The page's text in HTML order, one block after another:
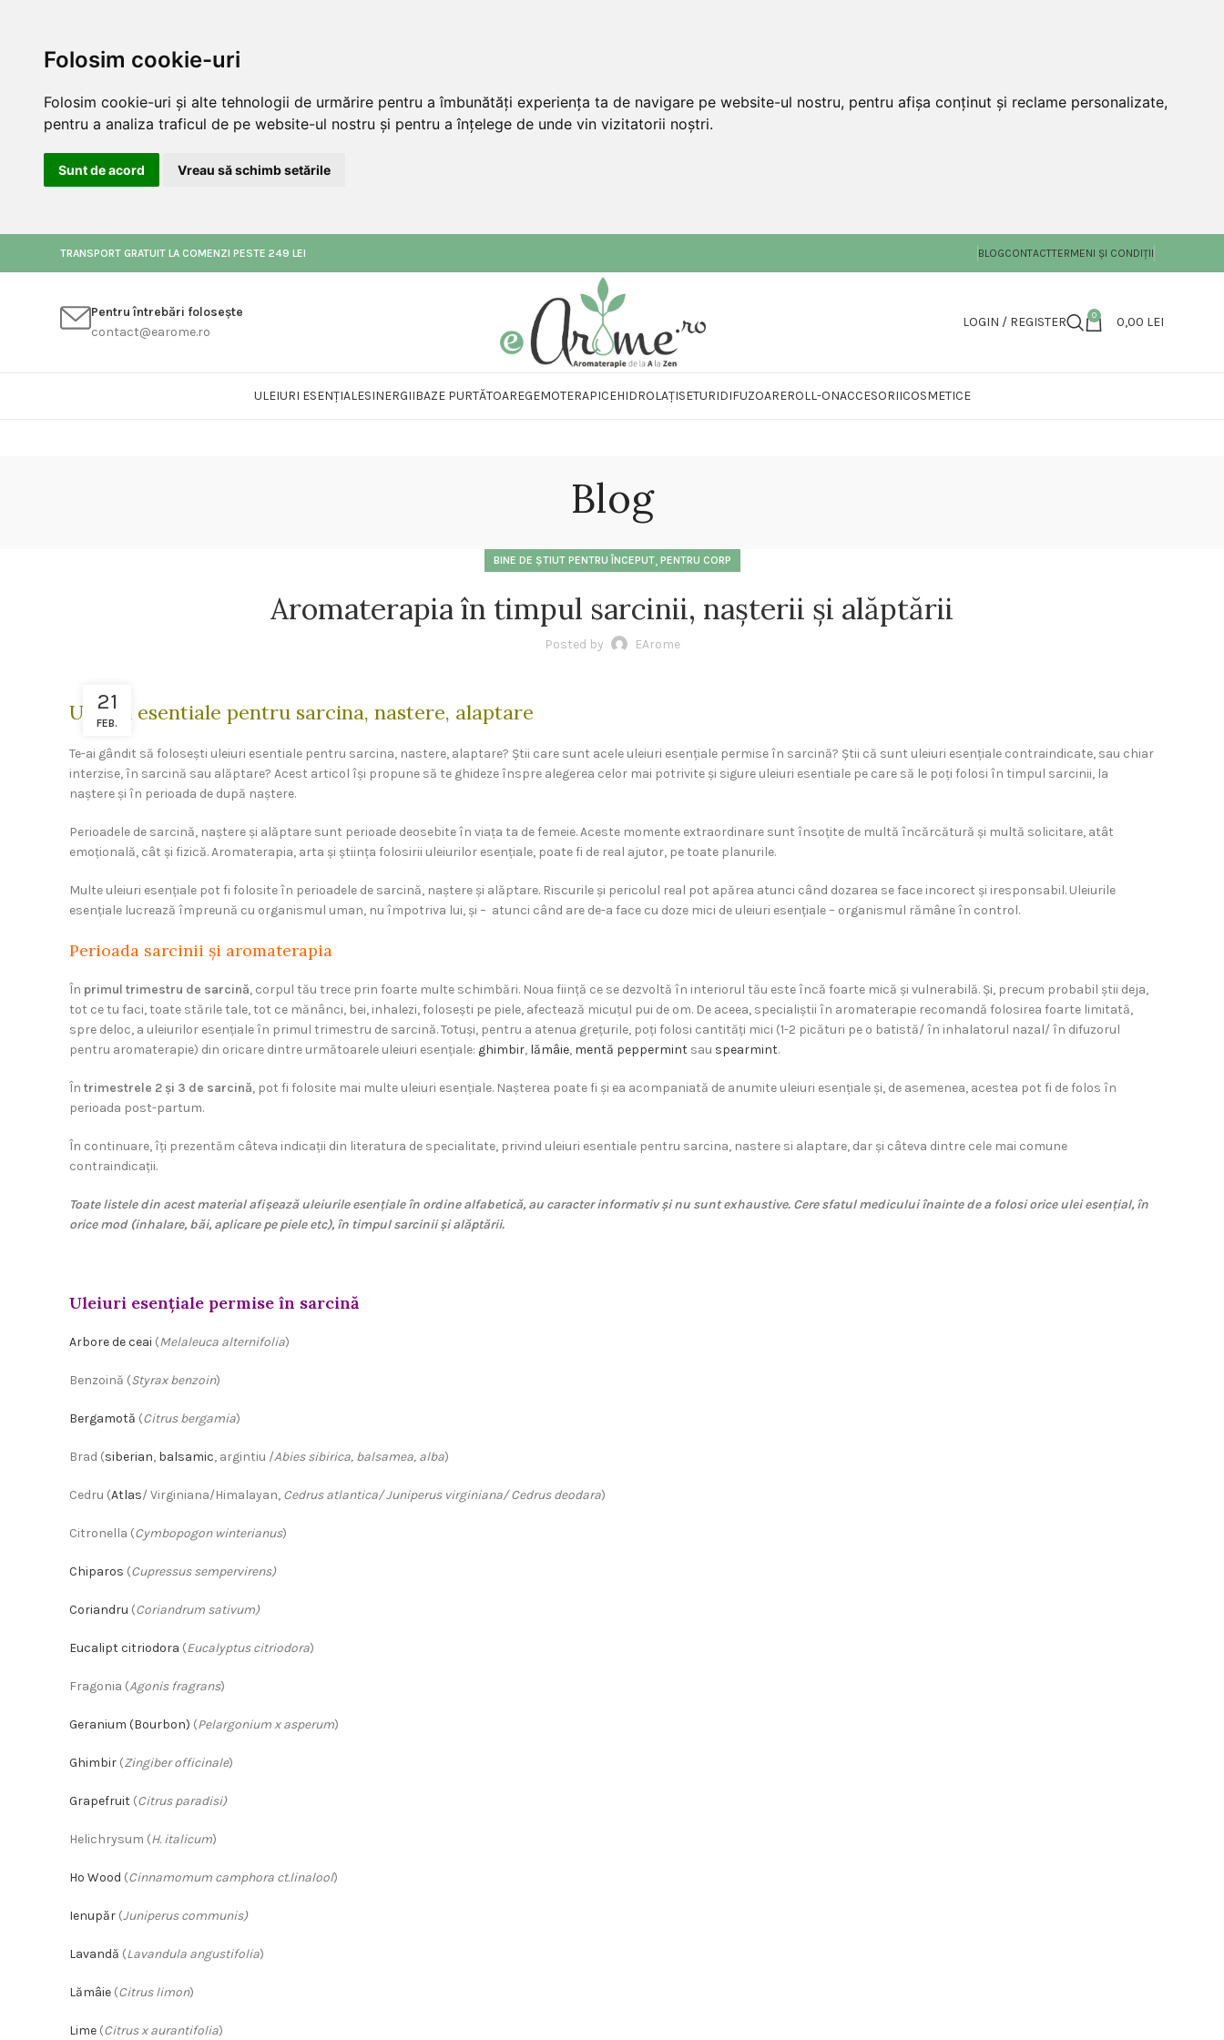
Folosim cookie-uri
Folosim cookie-uri și alte tehnologii de urmărire pentru a îmbunătăți experiența ta de navigare pe website-ul nostru, pentru afișa conținut și reclame personalizate,
pentru a analiza traficul de pe website-ul nostru și pentru a înțelege de unde vin vizitatorii noștri.
Sunt de acord Vreau să schimb setările
TRANSPORT GRATUIT LA COMENZI PESTE 249 LEI BLOGCONTACTTERMENI ȘI CONDIȚII
Pentru întrebări folosește
contact@earome.ro
LOGIN / REGISTER 0 0,00 LEI
ULEIURI ESENȚIALESINERGIIBAZE PURTĂTOAREGEMOTERAPICEHIDROLAȚISETURIDIFUZOAREROLL-ONACCESORIICOSMETICE
Blog
BINE DE ȘTIUT PENTRU ÎNCEPUT, PENTRU CORP
Aromaterapia în timpul sarcinii, nașterii și alăptării
Posted by EArome
21
FEB.
Uleiuri esentiale pentru sarcina, nastere, alaptare
Te-ai gândit să folosești uleiuri esentiale pentru sarcina, nastere, alaptare? Știi care sunt acele uleiuri esențiale permise în sarcină? Știi că sunt uleiuri esențiale contraindicate, sau chiar
interzise, în sarcină sau alăptare? Acest articol își propune să te ghideze înspre alegerea celor mai potrivite și sigure uleiuri esentiale pe care să le poți folosi în timpul sarcinii, la
naștere și în perioada de după naștere.
Perioadele de sarcină, naștere și alăptare sunt perioade deosebite în viața ta de femeie. Aceste momente extraordinare sunt însoțite de multă încărcătură și multă solicitare, atât
emoțională, cât și fizică. Aromaterapia, arta și știința folosirii uleiurilor esențiale, poate fi de real ajutor, pe toate planurile.
Multe uleiuri esențiale pot fi folosite în perioadele de sarcină, naștere și alăptare. Riscurile și pericolul real pot apărea atunci când dozarea se face incorect și iresponsabil. Uleiurile
esențiale lucrează împreună cu organismul uman, nu împotriva lui, și – atunci când are de-a face cu doze mici de uleiuri esențiale – organismul rămâne în control.
Perioada sarcinii și aromaterapia
În primul trimestru de sarcină, corpul tău trece prin foarte multe schimbări. Noua ființă ce se dezvoltă în interiorul tău este încă foarte mică și vulnerabilă. Și, precum probabil știi deja,
tot ce tu faci, toate stările tale, tot ce mănânci, bei, inhalezi, folosești pe piele, afectează micuțul pui de om. De aceea, specialiștii în aromaterapie recomandă folosirea foarte limitată,
spre deloc, a uleiurilor esențiale în primul trimestru de sarcină. Totuși, pentru a atenua grețurile, poți folosi cantități mici (1-2 picături pe o batistă/ în inhalatorul nazal/ în difuzorul
pentru aromaterapie) din oricare dintre următoarele uleiuri esențiale: ghimbir, lămâie, mentă peppermint sau spearmint.
În trimestrele 2 și 3 de sarcină, pot fi folosite mai multe uleiuri esențiale. Nașterea poate fi și ea acompaniată de anumite uleiuri esențiale și, de asemenea, acestea pot fi de folos în
perioada post-partum.
În continuare, îți prezentăm câteva indicații din literatura de specialitate, privind uleiuri esentiale pentru sarcina, nastere si alaptare, dar și câteva dintre cele mai comune
contraindicații.
Toate listele din acest material afișează uleiurile esențiale în ordine alfabetică, au caracter informativ și nu sunt exhaustive. Cere sfatul medicului înainte de a folosi orice ulei esențial, în
orice mod (inhalare, băi, aplicare pe piele etc), în timpul sarcinii și alăptării.
Uleiuri esențiale permise în sarcină
Arbore de ceai (Melaleuca alternifolia)
Benzoină (Styrax benzoin)
Bergamotă (Citrus bergamia)
Brad (siberian, balsamic, argintiu /Abies sibirica, balsamea, alba)
Cedru (Atlas/ Virginiana/Himalayan, Cedrus atlantica/ Juniperus virginiana/ Cedrus deodara)
Citronella (Cymbopogon winterianus)
Chiparos (Cupressus sempervirens)
Coriandru (Coriandrum sativum)
Eucalipt citriodora (Eucalyptus citriodora)
Fragonia (Agonis fragrans)
Geranium (Bourbon) (Pelargonium x asperum)
Ghimbir (Zingiber officinale)
Grapefruit (Citrus paradisi)
Helichrysum (H. italicum)
Ho Wood (Cinnamomum camphora ct.linalool)
Ienupăr (Juniperus communis)
Lavandă (Lavandula angustifolia)
Lămâie (Citrus limon)
Lime (Citrus x aurantifolia)